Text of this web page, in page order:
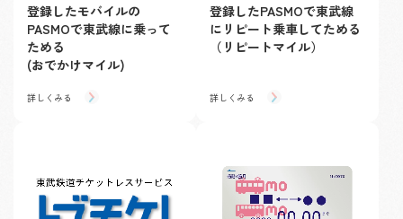
登録したモバイルの
PASMOで東武線に乗って
ためる
(おでかけマイル)
詳しくみる
登録したPASMOで東武線
にリピート乗車してためる
（リピートマイル）
詳しくみる